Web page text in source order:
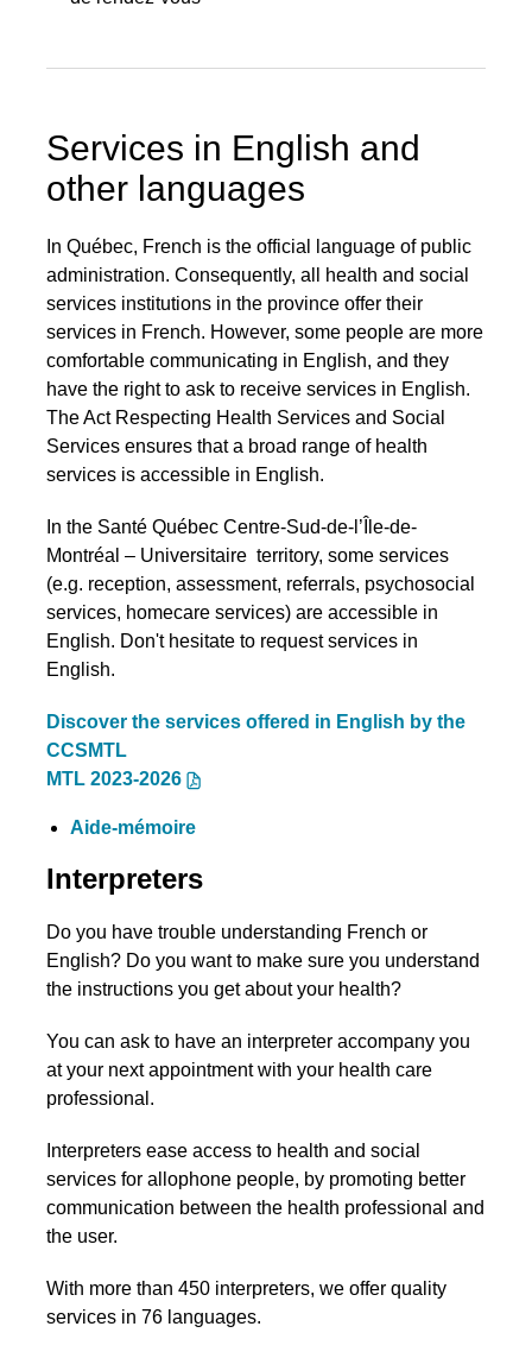
Services in English and
other languages
In Québec, French is the official language of public
administration. Consequently, all health and social
services institutions in the province offer their
services in French. However, some people are more
comfortable communicating in English, and they
have the right to ask to receive services in English.
The Act Respecting Health Services and Social
Services ensures that a broad range of health
services is accessible in English.
In the Santé Québec Centre-Sud-de-l’Île-de-
Montréal – Universitaire territory, some services
(e.g. reception, assessment, referrals, psychosocial
services, homecare services) are accessible in
English. Don't hesitate to request services in
English.
Discover the services offered in English by the
CCSMTL
MTL 2023-2026
Aide-mémoire
Interpreters
Do you have trouble understanding French or
English? Do you want to make sure you understand
the instructions you get about your health?
You can ask to have an interpreter accompany you
at your next appointment with your health care
professional.
Interpreters ease access to health and social
services for allophone people, by promoting better
communication between the health professional and
the user.
With more than 450 interpreters, we offer quality
services in 76 languages.